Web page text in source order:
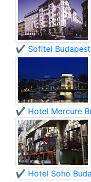
✔️ Sofitel
✔️ Hotel Mercure
✔️ Hotel Soho